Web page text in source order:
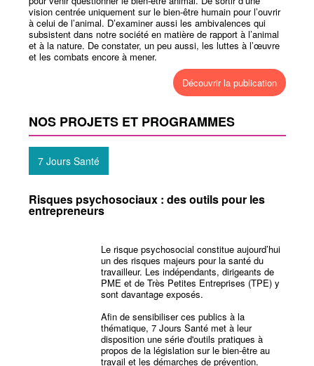
vision centrée uniquement sur le bien-être humain pour l’ouvrir
à celui de l’animal. D’examiner aussi les ambivalences qui
subsistent dans notre société en matière de rapport à l’animal
et à la nature. De constater, un peu aussi, les luttes à l’œuvre
et les combats encore à mener.
Découvrir la publication
NOS PROJETS ET PROGRAMMES
7 Jours Santé
Risques psychosociaux : des outils pour les
entrepreneurs
Le risque psychosocial constitue aujourd’hui
un des risques majeurs pour la santé du
travailleur. Les indépendants, dirigeants de
PME et de Très Petites Entreprises (TPE) y
sont davantage exposés.
Afin de sensibiliser ces publics à la
thématique, 7 Jours Santé met à leur
disposition une série d'outils pratiques à
propos de la législation sur le bien-être au
travail et les démarches de prévention.